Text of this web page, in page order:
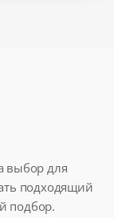
выбор для
подходящий
подбор.